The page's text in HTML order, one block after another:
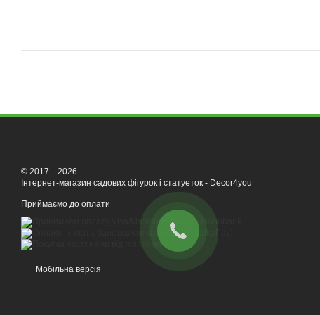
© 2017—2026
Інтернет-магазин садових фігурок і статуеток - Decor4you
Приймаємо до оплати
Мобільна версія